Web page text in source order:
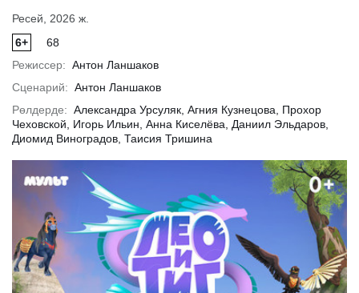
Толығырақ
Ресей, 2026 ж.
6+
68
Режиссер: Антон Ланшаков
Сценарий: Антон Ланшаков
Рөлдерде: Александра Урсуляк, Агния Кузнецова, Прохор
Чеховской, Игорь Ильин, Анна Киселёва, Даниил Эльдаров,
Диомид Виноградов, Таисия Тришина